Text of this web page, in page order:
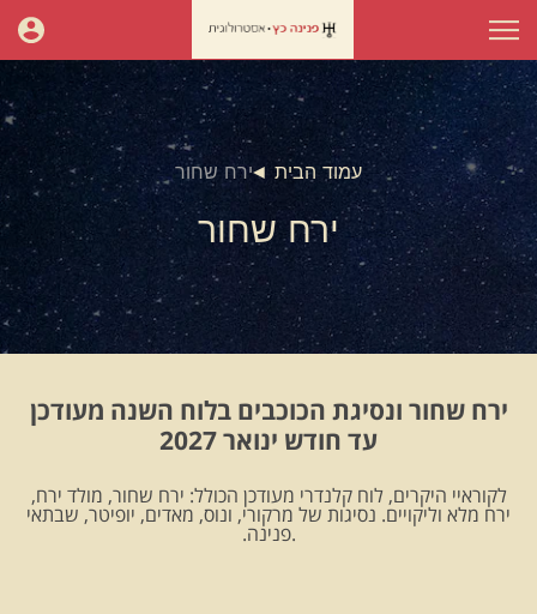
עמוד הבית ירח שחור
ירח שחור
ירח שחור ונסיגת הכוכבים בלוח השנה מעודכן
עד חודש ינואר 2027
לקוראיי היקרים, לוח קלנדרי מעודכן הכולל: ירח שחור, מולד ירח,
ירח מלא וליקויים. נסיגות של מרקורי, ונוס, מאדים, יופיטר, שבתאי
.פנינה.